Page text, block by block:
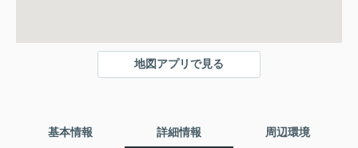
地図アプリで見る
基本情報 詳細情報 周辺環境